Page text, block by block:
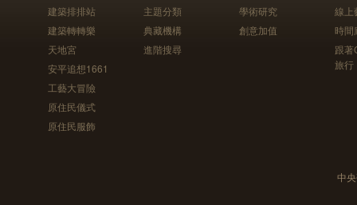
建築排排站
建築轉轉樂
天地宮
安平追想1661
工藝大冒險
原住民儀式
原住民服飾
主題分類
典藏機構
進階搜尋
學術研究
創意加值
線上
時間
跟
旅行
中